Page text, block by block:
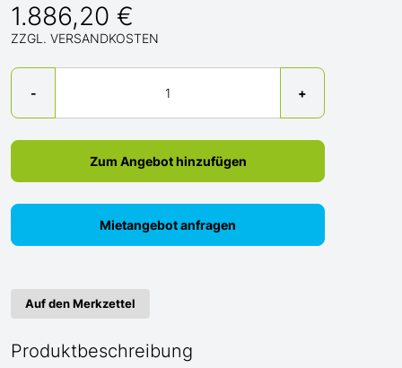
1.886,20 €
ZZGL. VERSANDKOSTEN
-
Menge
+
Zum Angebot hinzufügen
Mietangebot anfragen
Auf den Merkzettel
Produktbeschreibung